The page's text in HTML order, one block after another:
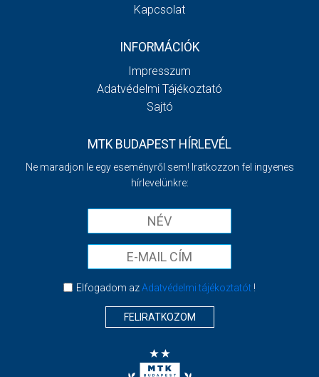
Kapcsolat
INFORMÁCIÓK
Impresszum
Adatvédelmi Tájékoztató
Sajtó
MTK BUDAPEST HÍRLEVÉL
Ne maradjon le egy eseményről sem! Iratkozzon fel ingyenes
hírlevelünkre:
Elfogadom azAdatvédelmi tájékoztatót!
FELIRATKOZOM